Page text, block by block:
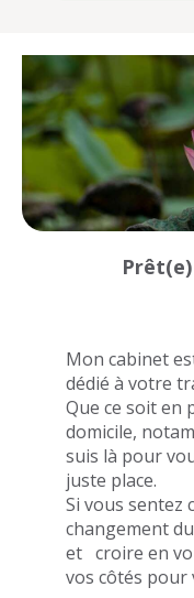
Mon cabinet
dédié à votre
Que ce soit en
domicile,
suis là pour
juste place.
Si vous sentez
changement
et croire en
vos côtés pour